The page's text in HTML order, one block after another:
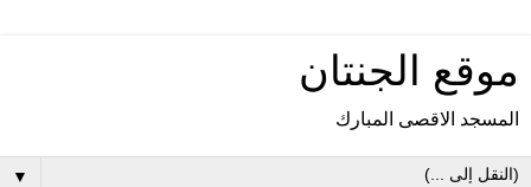
موقع الجنتان
المسجد الاقصى المبارك
▼